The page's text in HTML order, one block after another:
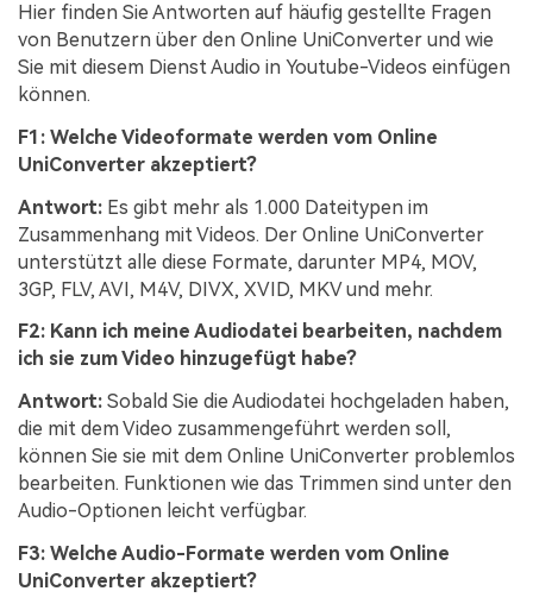
Hier finden Sie Antworten auf häufig gestellte Fragen
von Benutzern über den Online UniConverter und wie
Sie mit diesem Dienst Audio in Youtube-Videos einfügen
können.
F1: Welche Videoformate werden vom Online
UniConverter akzeptiert?
Antwort: Es gibt mehr als 1.000 Dateitypen im
Zusammenhang mit Videos. Der Online UniConverter
unterstützt alle diese Formate, darunter MP4, MOV,
3GP, FLV, AVI, M4V, DIVX, XVID, MKV und mehr.
F2: Kann ich meine Audiodatei bearbeiten, nachdem
ich sie zum Video hinzugefügt habe?
Antwort: Sobald Sie die Audiodatei hochgeladen haben,
die mit dem Video zusammengeführt werden soll,
können Sie sie mit dem Online UniConverter problemlos
bearbeiten. Funktionen wie das Trimmen sind unter den
Audio-Optionen leicht verfügbar.
F3: Welche Audio-Formate werden vom Online
UniConverter akzeptiert?